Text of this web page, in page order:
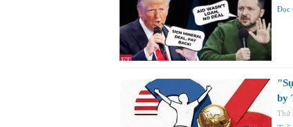
Đọc
by
Thứ